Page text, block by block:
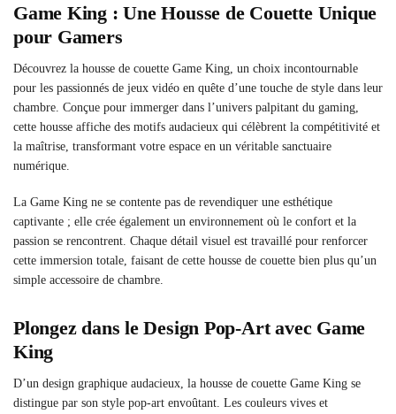
Game King : Une Housse de Couette Unique
pour Gamers
Découvrez la housse de couette Game King, un choix incontournable
pour les passionnés de jeux vidéo en quête d’une touche de style dans leur
chambre. Conçue pour immerger dans l’univers palpitant du gaming,
cette housse affiche des motifs audacieux qui célèbrent la compétitivité et
la maîtrise, transformant votre espace en un véritable sanctuaire
numérique.
La Game King ne se contente pas de revendiquer une esthétique
captivante ; elle crée également un environnement où le confort et la
passion se rencontrent. Chaque détail visuel est travaillé pour renforcer
cette immersion totale, faisant de cette housse de couette bien plus qu’un
simple accessoire de chambre.
Plongez dans le Design Pop-Art avec Game
King
D’un design graphique audacieux, la housse de couette Game King se
distingue par son style pop-art envoûtant. Les couleurs vives et